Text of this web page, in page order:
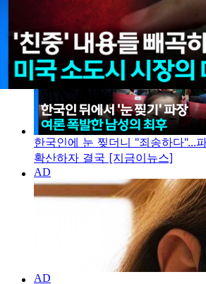
지금 이뉴스
한국인에 눈 찢더니 "죄송하다"...
확산하자 결국 [지금이뉴스]